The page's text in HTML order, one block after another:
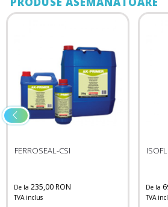
FERROSEAL-CSI
De la 235,00 RON
TVA inclus
De la
TVA